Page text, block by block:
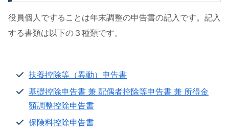
役員個人ですることは年末調整の申告書の記入です。記入
する書類は以下の３種類です。
扶養控除等（異動）申告書
基礎控除申告書 兼 配偶者控除等申告書 兼 所得⾦
額調整控除申告書
保険料控除申告書